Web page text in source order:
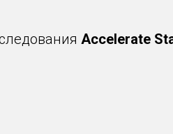
Accelerate